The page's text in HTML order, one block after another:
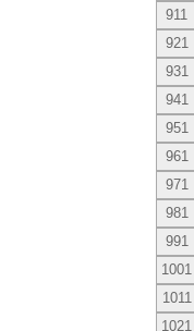
911
921
931
941
951
961
971
981
991
1001
1011
1021